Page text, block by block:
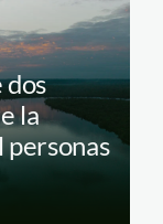
la
personas